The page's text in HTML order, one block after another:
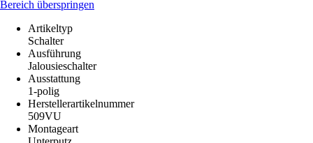
Bereich überspringen
Artikeltyp
Schalter
Ausführung
Jalousieschalter
Ausstattung
1-polig
Herstellerartikelnummer
509VU
Montageart